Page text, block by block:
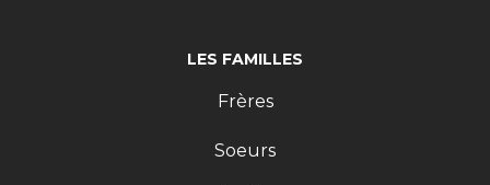
LES FAMILLES
Frères
Soeurs